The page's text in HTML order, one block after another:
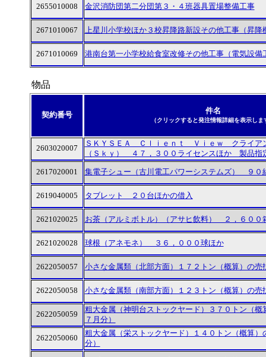
2655010008 金沢消防団第二分団第３・４班器具置場整備工事
2671010067 上星川小学校ほか３校昇降路新設その他工事（昇降
2671010069 港南台第一小学校給食室改修その他工事（電気設備
物品
契約番号 件名
（クリックすると発注情報詳細を表示しま
2603020007
ＳＫＹＳＥＡ Ｃｌｉｅｎｔ Ｖｉｅｗ クライア
（Ｓｋｙ） ４７，３００ライセンスほか 製品指
2617020001 集電子シュー（古川電工パワーシステムズ） ９
2619040005 タブレット ２０台ほかの借入
2621020025 お茶（アルミボトル）（アサヒ飲料） ２，６０
2621020028 球根（アネモネ） ３６，０００球ほか
2622050057 小さな金属類（北部方面）１７２トン（概算）の売
2622050058 小さな金属類（南部方面）１２３トン（概算）の売
2622050059
粗大金属（神明台ストックヤード）３７０トン（概
７月分）
2622050060
粗大金属（栄ストックヤード）１４０トン（概算）
分）